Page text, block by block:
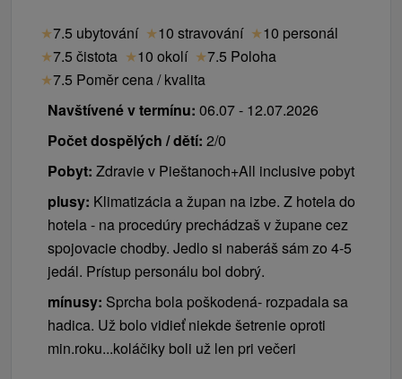
★7.5 ubytování ★10 stravování ★10 personál
★7.5 čistota ★10 okolí ★7.5 Poloha
★7.5 Poměr cena / kvalita
Navštívené v termínu: 06.07 - 12.07.2026
Počet dospělých / dětí: 2/0
Pobyt: Zdravie v Pieštanoch+All inclusive pobyt
plusy: Klimatizácia a župan na izbe. Z hotela do
hotela - na procedúry prechádzaš v župane cez
spojovacie chodby. Jedlo si naberáš sám zo 4-5
jedál. Prístup personálu bol dobrý.
mínusy: Sprcha bola poškodená- rozpadala sa
hadica. Už bolo vidieť niekde šetrenie oproti
min.roku...koláčiky boli už len pri večeri